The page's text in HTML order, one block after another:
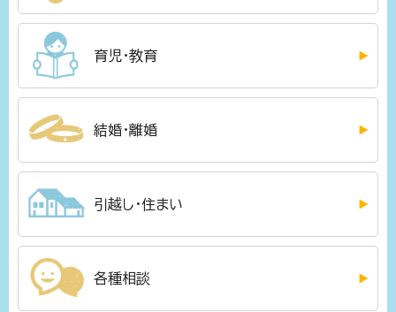
育児・教育
結婚・離婚
引越し・住まい
各種相談